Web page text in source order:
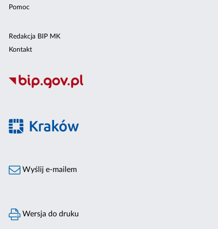
Pomoc
Redakcja BIP MK
Kontakt
Wyślij e-mailem
Wersja do druku